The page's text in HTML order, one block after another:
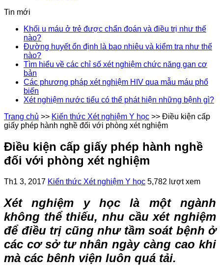
Tin mới
Khối u máu ở trẻ được chẩn đoán và điều trị như thế
nào?
Đường huyết ổn định là bao nhiêu và kiểm tra như thế
nào?
Tìm hiểu về các chỉ số xét nghiệm chức năng gan cơ
bản
Các phương pháp xét nghiệm HIV qua mẫu máu phổ
biến
Xét nghiệm nước tiểu có thể phát hiện những bệnh gì?
Trang chủ >> Kiến thức Xét nghiệm Y học >> Điều kiện cấp
giấy phép hành nghề đối với phòng xét nghiệm
Điều kiện cấp giấy phép hành nghề
đối với phòng xét nghiệm
Th1 3, 2017 Kiến thức Xét nghiệm Y học 5,782 lượt xem
Xét nghiệm y học là một ngành
không thể thiếu, nhu cầu xét nghiệm
để điều trị cũng như tầm soát bệnh ở
các cơ sở tư nhân ngày càng cao khi
mà các bênh viện luôn quá tải.